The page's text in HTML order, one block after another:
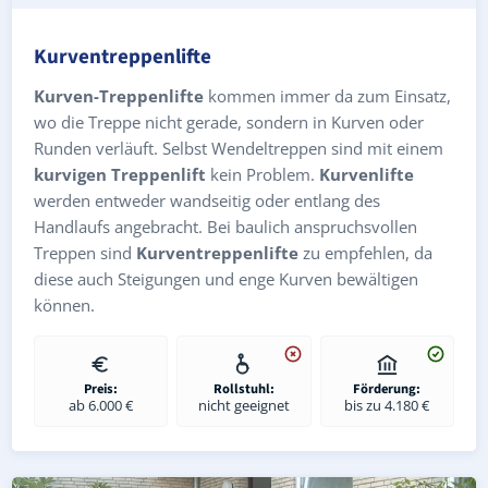
Kurventreppenlifte
Kurven-Treppenlifte kommen immer da zum Einsatz,
wo die Treppe nicht gerade, sondern in Kurven oder
Runden verläuft. Selbst Wendeltreppen sind mit einem
kurvigen Treppenlift kein Problem. Kurvenlifte
werden entweder wandseitig oder entlang des
Handlaufs angebracht. Bei baulich anspruchsvollen
Treppen sind Kurventreppenlifte zu empfehlen, da
diese auch Steigungen und enge Kurven bewältigen
können.
Preis:
ab 6.000 €
Rollstuhl:
nicht geeignet
Förderung:
bis zu 4.180 €